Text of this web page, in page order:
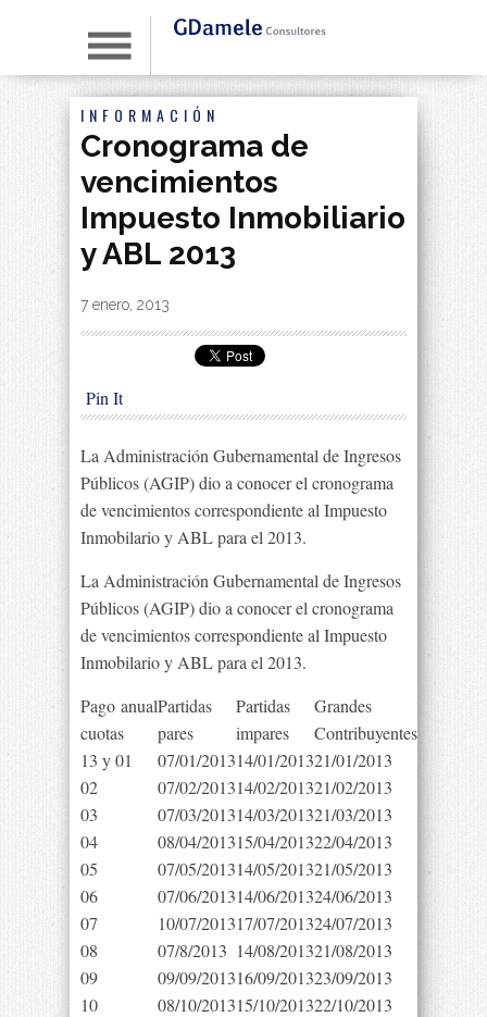
INFORMACIÓN
Cronograma de
vencimientos
Impuesto Inmobiliario
y ABL 2013
By|
7 enero, 2013
Pin It
La Administración Gubernamental de Ingresos
Públicos (AGIP) dio a conocer el cronograma
de vencimientos correspondiente al Impuesto
Inmobilario y ABL para el 2013.
La Administración Gubernamental de Ingresos
Públicos (AGIP) dio a conocer el cronograma
de vencimientos correspondiente al Impuesto
Inmobilario y ABL para el 2013.
Pago anual
cuotas
Partidas
pares
Partidas
impares
Grandes
Contribuyentes
13 y 01
07/01/201314/01/201321/01/2013
02
07/02/201314/02/201321/02/2013
03
07/03/201314/03/201321/03/2013
04
08/04/201315/04/201322/04/2013
05
07/05/201314/05/201321/05/2013
06
07/06/201314/06/201324/06/2013
07
10/07/201317/07/201324/07/2013
08
07/8/2013 14/08/201321/08/2013
09
09/09/201316/09/201323/09/2013
10
08/10/201315/10/201322/10/2013